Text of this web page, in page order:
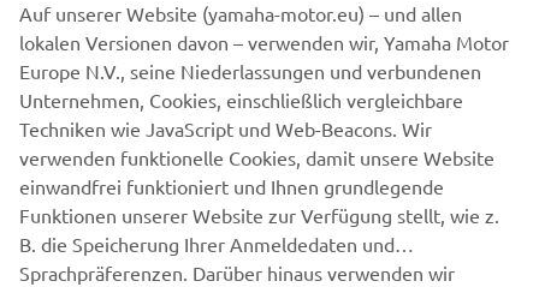
NEWSLETTER
Erfahre als Erster von den neuesten Angeboten,
Sonderveranstaltungen, Neuerscheinungen und vielem mehr.
ABONNIEREN
Auf unserer Website (yamaha-motor.eu) – und allen
lokalen Versionen davon – verwenden wir, Yamaha Motor
Europe N.V., seine Niederlassungen und verbundenen
Unternehmen, Cookies, einschließlich vergleichbare
Techniken wie JavaScript und Web-Beacons. Wir
verwenden funktionelle Cookies, damit unsere Website
einwandfrei funktioniert und Ihnen grundlegende
Funktionen unserer Website zur Verfügung stellt, wie z.
B. die Speicherung Ihrer Anmeldedaten und
Sprachpräferenzen. Darüber hinaus verwenden wir